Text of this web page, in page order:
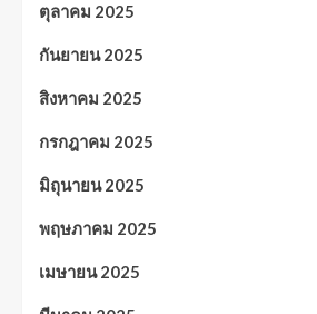
ตุลาคม 2025
กันยายน 2025
สิงหาคม 2025
กรกฎาคม 2025
มิถุนายน 2025
พฤษภาคม 2025
เมษายน 2025